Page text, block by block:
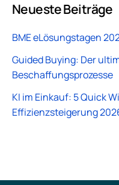
Neueste Beiträge
BME eLösungstagen
Guided Buying: Der
Beschaffungsprozesse
KI im Einkauf: 5 Quick
Effizienzsteigerung